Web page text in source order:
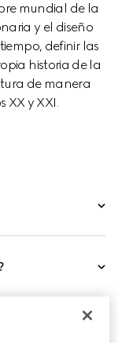
mundial de la
y el diseño
definir las
historia de la
de manera
XX y XXI.